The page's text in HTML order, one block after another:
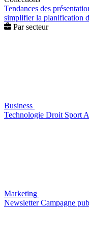
Tendances des
simplifier la planification
Par secteur
Business
Technologie Droit Sport
Marketing
Newsletter Campagne